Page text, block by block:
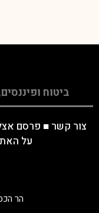
ביטוח
צור קשר ■ פרסם
על
הר